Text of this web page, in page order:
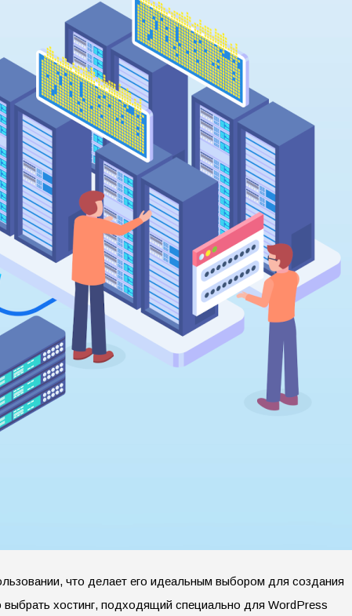
что делает его идеальным выбором для создания
хостинг, подходящий специально для WordPress